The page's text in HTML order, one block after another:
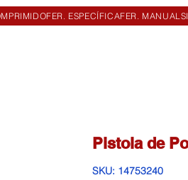
FER. ESPECÍFICAFER. MANUAL
Pistola de
SKU: 14753240